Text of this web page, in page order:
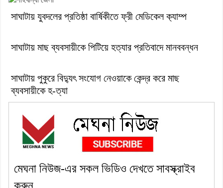
সাঘাটায় যুবদলের প্রতিষ্ঠা বার্ষিকীতে ফ্রী মেডিকেল ক‍্যাম্প
সাঘাটায় মাছ ব্যবসায়ীকে পিটিয়ে হত্যার প্রতিবাদে মানববন্ধন
সাঘাটায় পুকুরে বিদ্যুৎ সংযোগ নেওয়াকে কেন্দ্র করে মাছ
ব্যবসায়ীকে হ-ত্যা
মেঘনা নিউজ-এর সকল ভিডিও দেখতে সাবস্ক্রাইব